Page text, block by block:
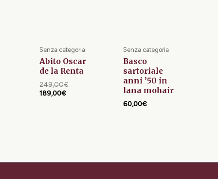
Senza categoria
Abito Oscar
de la Renta
249,00€
189,00€
Senza categoria
Basco
sartoriale
anni ’50 in
lana mohair
60,00€